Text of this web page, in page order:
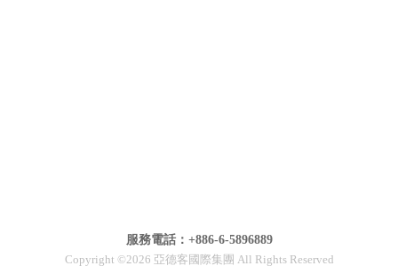
服務電話：+886-6-5896889
Copyright ©2026 亞德客國際集團 All Rights Reserved